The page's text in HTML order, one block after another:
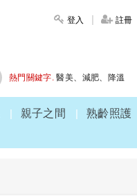
登入 註冊
熱門關鍵字. 醫美、 減肥、 降溫
親子之間 熟齡照護